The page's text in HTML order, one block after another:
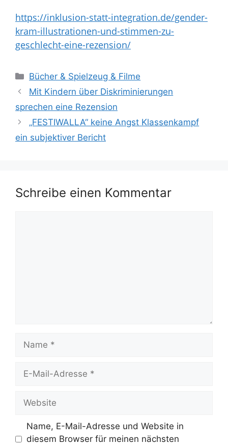
https://inklusion-statt-integration.de/gender-
kram-illustrationen-und-stimmen-zu-
geschlecht-eine-rezension/
Kategorien
Bücher & Spielzeug & Filme
Mit Kindern über Diskriminierungen
sprechen eine Rezension
„FESTIWALLA“ keine Angst Klassenkampf
ein subjektiver Bericht
Schreibe einen Kommentar
Name
Website
Name, E-Mail-Adresse und Website in
diesem Browser für meinen nächsten